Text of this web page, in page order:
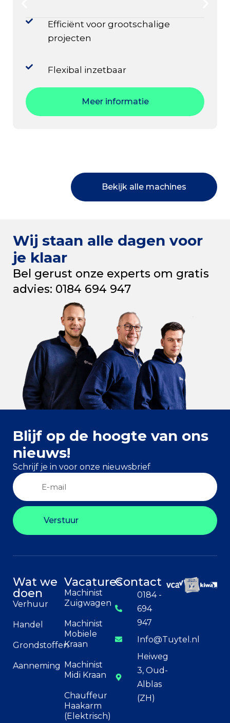
Efficiënt voor grootschalige
projecten
Flexibal inzetbaar
Meer informatie
Bekijk alle machines
Wij staan alle dagen voor
je klaar
Bel gerust onze experts om gratis
advies: 0184 694 947
Blijf op de hoogte van ons
nieuws!
Schrijf je in voor onze nieuwsbrief
Verstuur
Wat we
doen
Verhuur
Handel
Grondstoffen
Aanneming
Vacatures
Machinist
Zuigwagen
Machinist
Mobiele
Kraan
Machinist
Midi Kraan
Chauffeur
Haakarm
(Elektrisch)
Contact
0184 -
694
947
Info@Tuytel.nl
Heiweg
3, Oud-
Alblas
(ZH)